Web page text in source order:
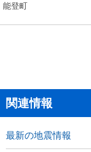
能登町
関連情報
最新の地震情報